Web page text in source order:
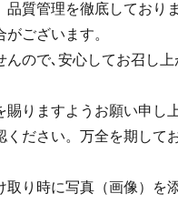
質管理を徹底しており
がございます。
ので､安心してお召し
りますようお願い申し
ださい。万全を期して
り時に写真（画像）を